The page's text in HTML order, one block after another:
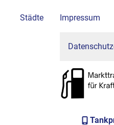
Städte Impressum